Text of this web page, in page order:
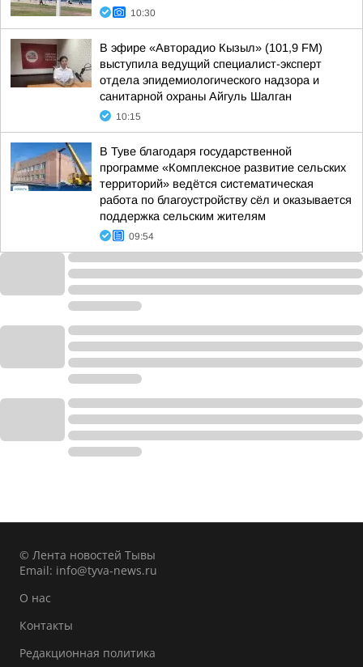
10:30
В эфире «Авторадио Кызыл» (101,9 FM)
выступила ведущий специалист-эксперт
отдела эпидемиологического надзора и
санитарной охраны Айгуль Шалган
10:15
В Туве благодаря государственной
программе «Комплексное развитие сельских
территорий» ведётся систематическая
работа по благоустройству сёл и оказывается
поддержка сельским жителям
09:54
© Лента новостей Тывы
Email: info@tyva-news.ru
О нас
Контакты
Редакционная политика